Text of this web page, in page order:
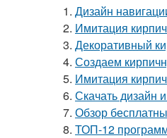
1. Дизайн
2. Имитация
3. Декоративный
4. Создаем
5. Имитация
6. Скачать дизайн
7. Обзор
8. ТОП-12